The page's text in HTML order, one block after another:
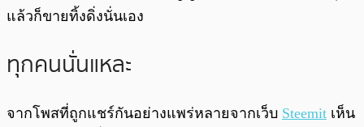
แล้วก็ขายทิ้งดิ่งนั่นเอง
ทุกคนนั่นแหละ
จากโพสที่ถูกแชร์กันอย่างแพร่หลายจากเว็บ Steemit เห็น